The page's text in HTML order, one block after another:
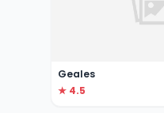
Geales
★ 4.5